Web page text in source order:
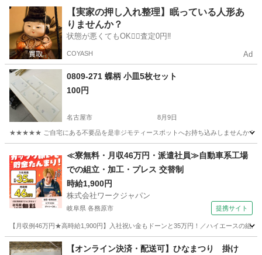
愛知 名古屋市 食器 現地
【実家の押し入れ整理】眠っている人形あ
りませんか？
状態が悪くてもOK🙆‍♀️査定0円‼️
COYASH Ad
0809-271 蝶柄 小皿5枚セット
100円
名古屋市 8月9日
★★★★★ ご自宅にある不要品を是非ジモティースポットへお持ち込みしませんか？
食器 小皿
≪寮無料・月収46万円・派遣社員≫自動車系工場
での組立・加工・プレス 交替制
時給1,900円
株式会社ワークジャパン
岐阜県 各務原市 提携サイト
【月収例46万円★高時給1,900円】入社祝い金もドーンと35万円！／ハイエースの組
岐阜 各務原市 その他
【オンライン決済・配送可】ひなまつり 掛け